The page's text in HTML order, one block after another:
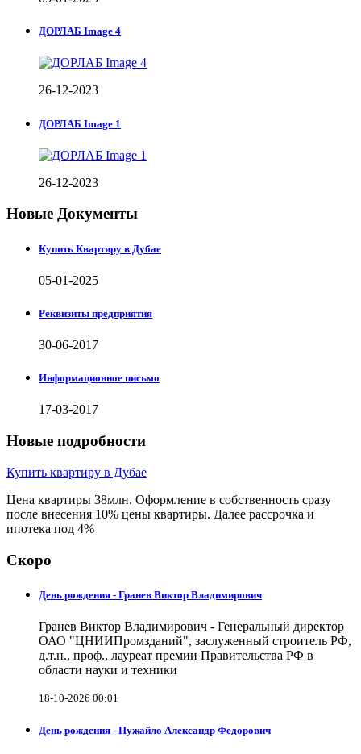
ДОРЛАБ Image 4
26-12-2023
ДОРЛАБ Image 1
26-12-2023
Новые Документы
Купить Квартиру в Дубае
05-01-2025
Реквизиты предприятия
30-06-2017
Информационное письмо
17-03-2017
Новые подробности
Купить квартиру в Дубае
Цена квартиры 38млн. Оформление в собственность сразу
после внесения 10% цены квартиры. Далее рассрочка и
ипотека под 4%
Скоро
День рождения - Гранев Виктор Владимирович
Гранев Виктор Владимирович - Генеральный директор
ОАО "ЦНИИПромзданий", заслуженный строитель РФ,
д.т.н., проф., лауреат премии Правительства РФ в
области науки и техники
18-10-2026 00:01
День рождения - Пужайло Александр Федорович